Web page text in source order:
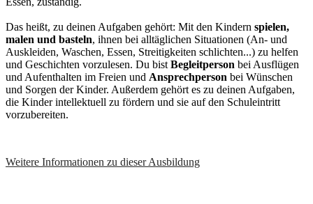
Das heißt, zu deinen Aufgaben gehört: Mit den Kindern spielen,
malen und basteln, ihnen bei alltäglichen Situationen (An- und
Auskleiden, Waschen, Essen, Streitigkeiten schlichten...) zu helfen
und Geschichten vorzulesen. Du bist Begleitperson bei Ausflügen
und Aufenthalten im Freien und Ansprechperson bei Wünschen
und Sorgen der Kinder. Außerdem gehört es zu deinen Aufgaben,
die Kinder intellektuell zu fördern und sie auf den Schuleintritt
vorzubereiten.
Weitere Informationen zu dieser Ausbildung